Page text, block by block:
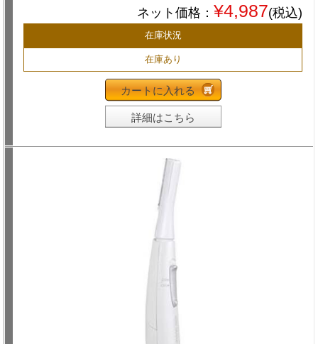
ネット価格： ¥4,987(税込)
在庫状況
在庫あり
カートに入れる
詳細はこちら